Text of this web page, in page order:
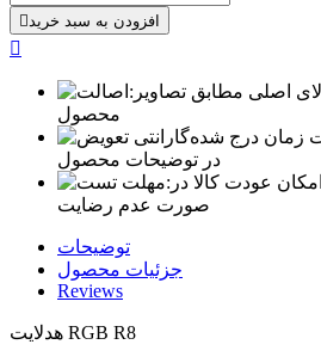
افزودن به سبد خرید

اصلی مطابق تصاویر
محصول
زمان درج شده
در توضیحات محصول
عودت کالا در
صورت عدم رضایت
توضیحات
جزئیات محصول
Reviews
هدلایت RGB R8